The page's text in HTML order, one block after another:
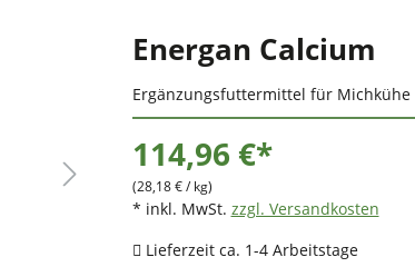
Energan Calcium
Ergänzungsfuttermittel für Michkühe
114,96 €*
(28,18 € / kg)
* inkl. MwSt. zzgl. Versandkosten
Lieferzeit ca. 1-4 Arbeitstage